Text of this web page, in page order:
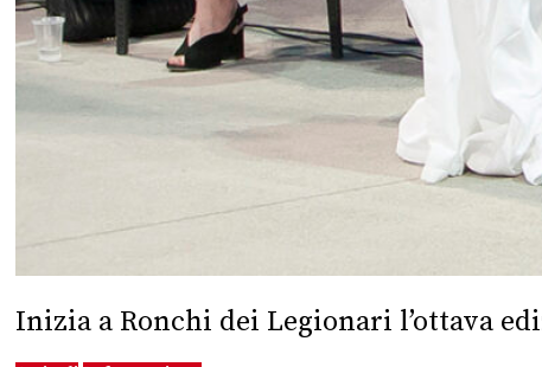
Inizia a Ronchi dei Legionari l’ottava